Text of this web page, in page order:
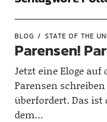
BLOG STATE OF THE
Parensen!
Jetzt eine Eloge
Parensen
überfordert. Das ist
dem…